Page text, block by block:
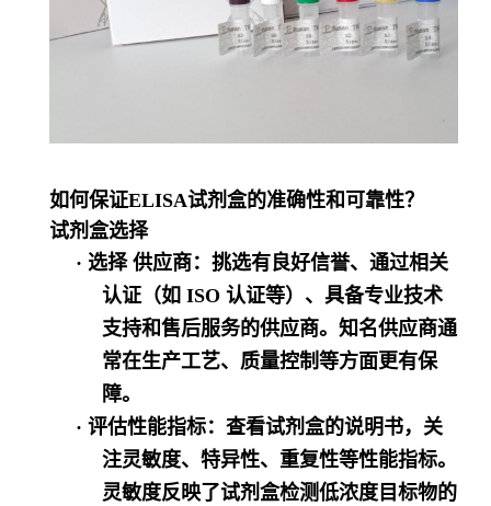
如何保证ELISA试剂盒的准确性和可靠性？
试剂盒选择
· 选择 供应商：挑选有良好信誉、通过相关
认证（如 ISO 认证等）、具备专业技术
支持和售后服务的供应商。知名供应商通
常在生产工艺、质量控制等方面更有保
障。
· 评估性能指标：查看试剂盒的说明书，关
注灵敏度、特异性、重复性等性能指标。
灵敏度反映了试剂盒检测低浓度目标物的